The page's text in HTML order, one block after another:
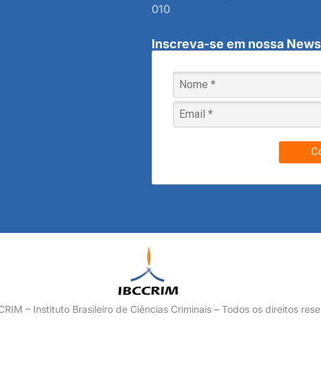
010
Inscreva-se em nossa
– Instituto Brasileiro de Ciências Criminais – Todos os direitos